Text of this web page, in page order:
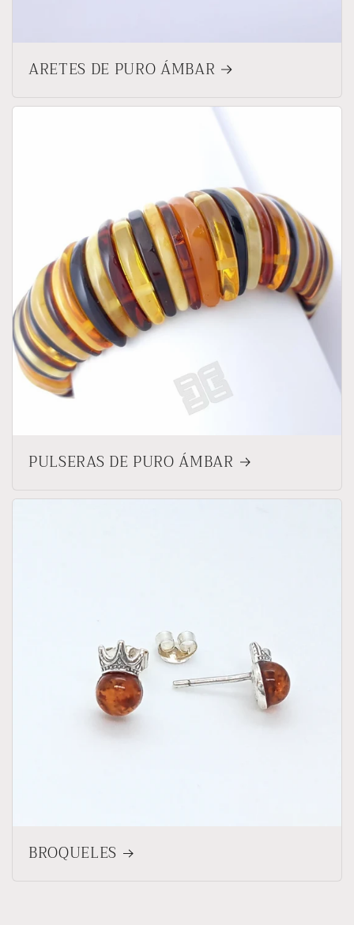
ARETES DE PURO ÁMBAR
PULSERAS DE PURO ÁMBAR
BROQUELES